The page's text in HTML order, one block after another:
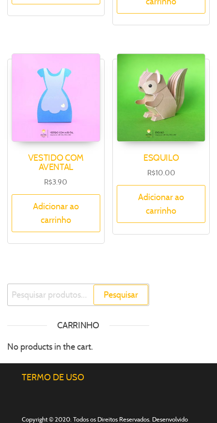
VESTIDO COM
AVENTAL
R$3.90
Adicionar ao
carrinho
ESQUILO
R$10.00
Adicionar ao
carrinho
Pesquisar
CARRINHO
No products in the cart.
TERMO DE USO
Copyright © 2020. Todos os Direitos Reservados. Desenvolvido